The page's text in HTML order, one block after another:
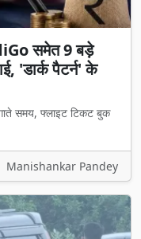
समेत 9 बड़े
'डार्क पैटर्न' के
समय, फ्लाइट टिकट बुक
Manishankar Pandey